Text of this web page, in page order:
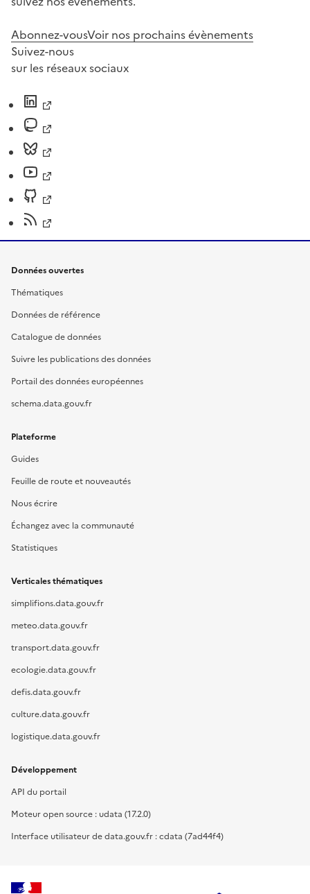
Abonnez-vousVoir nos prochains évènements
Suivez-nous
sur les réseaux sociaux
Données ouvertes
Thématiques
Données de référence
Catalogue de données
Suivre les publications des données
Portail des données européennes
schema.data.gouv.fr
Plateforme
Guides
Feuille de route et nouveautés
Nous écrire
Échangez avec la communauté
Statistiques
Verticales thématiques
simplifions.data.gouv.fr
meteo.data.gouv.fr
transport.data.gouv.fr
ecologie.data.gouv.fr
defis.data.gouv.fr
culture.data.gouv.fr
logistique.data.gouv.fr
Développement
API du portail
Moteur open source : udata (17.2.0)
Interface utilisateur de data.gouv.fr : cdata (7ad44f4)